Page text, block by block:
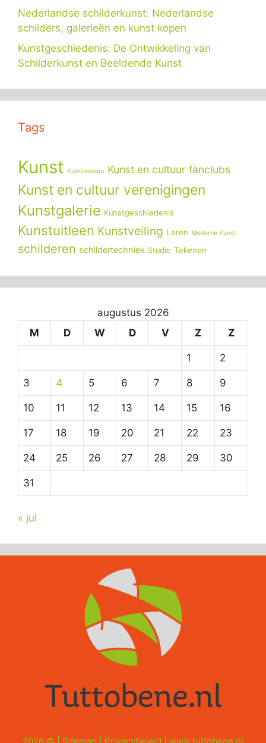
Nederlandse schilderkunst: Nederlandse
schilders, galerieën en kunst kopen
Kunstgeschiedenis: De Ontwikkeling van
Schilderkunst en Beeldende Kunst
Tags
Kunst Kunstenaars Kunst en cultuur fanclubs
Kunst en cultuur verenigingen
Kunstgalerie Kunstgeschiedenis
Kunstuitleen Kunstveiling Leren Moderne Kunst
schilderen schildertechniek Studie Tekenen
augustus 2026
M
D W D V Z Z
1 2
3 4 5 6 7 8 9
10 11 12 13 14 15 16
17 18 19 20 21 22 23
24 25 26 27 28 29 30
31
« jul